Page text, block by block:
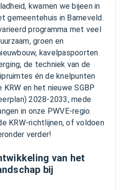
kwamen we bijeen in
gemeentehuis in Barneveld.
programma met veel
groen en
kavelpaspoorten
de techniek van de
én de knelpunten
en het nieuwe SGBP
2028-2033, mede
in onze PWVE-regio.
KRW-richtlijnen, of voldoen
verder!
van het
bij